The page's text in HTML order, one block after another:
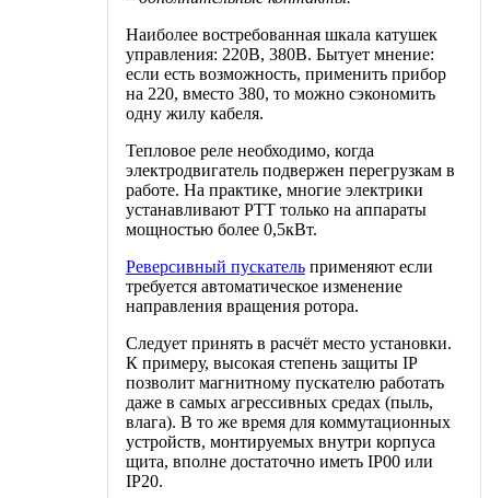
Наиболее востребованная шкала катушек
управления: 220В, 380В. Бытует мнение:
если есть возможность, применить прибор
на 220, вместо 380, то можно сэкономить
одну жилу кабеля.
Тепловое реле необходимо, когда
электродвигатель подвержен перегрузкам в
работе. На практике, многие электрики
устанавливают РТТ только на аппараты
мощностью более 0,5кВт.
Реверсивный пускатель применяют если
требуется автоматическое изменение
направления вращения ротора.
Следует принять в расчёт место установки.
К примеру, высокая степень защиты IP
позволит магнитному пускателю работать
даже в самых агрессивных средах (пыль,
влага). В то же время для коммутационных
устройств, монтируемых внутри корпуса
щита, вполне достаточно иметь IP00 или
IP20.